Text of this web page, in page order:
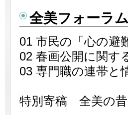
全美フォーラム
01 市民の「心の避
02 春画公開に関す
03 専門職の連帯と
特別寄稿 全美の昔